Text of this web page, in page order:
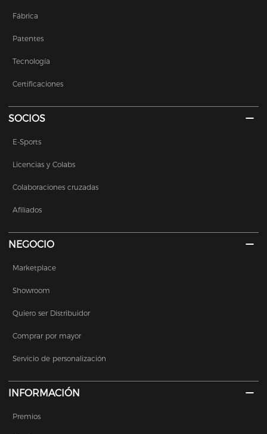
Fábrica
Patentes
Tecnología
Certificaciones
SOCIOS
E-Sports
Licencias y Colabs
Colaboraciones cruzadas
Afiliados
NEGOCIO
Marketplace
Showroom
Quiero ser Distribuidor
Comprar por mayor
Servicio de personalización
INFORMACIÓN
Premios